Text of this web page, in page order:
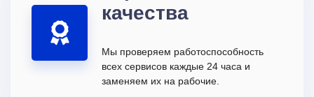
качества
Мы проверяем работоспособность
всех сервисов каждые 24 часа и
заменяем их на рабочие.